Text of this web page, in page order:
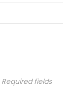
Required fields